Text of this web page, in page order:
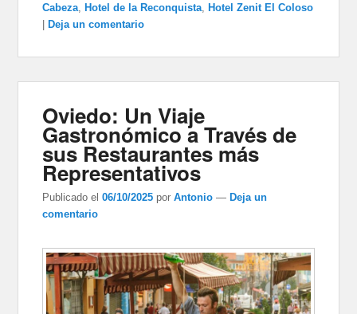
Cabeza
Hotel de la Reconquista
Hotel Zenit El Coloso
Deja un comentario
Oviedo: Un Viaje
Gastronómico a Través de
sus Restaurantes más
Representativos
Publicado el 06/10/2025 porAntonio —Deja un
comentario